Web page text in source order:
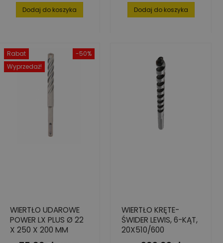
Dodaj do koszyka Dodaj do koszyka
-50%
Rabat
Wyprzedaż!
WIERTŁO UDAROWE
POWER LX PLUS Ø 22
X 250 X 200 MM
WIERTŁO KRĘTE-
ŚWIDER LEWIS, 6-KĄT,
20X510/600